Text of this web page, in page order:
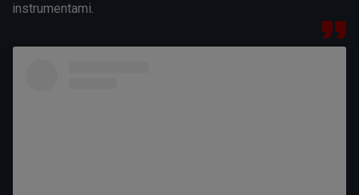
instrumentami.